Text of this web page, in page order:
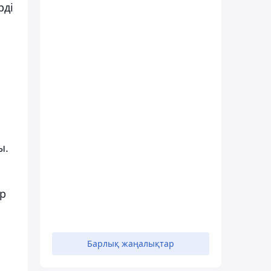
Барлық жаңалықтар